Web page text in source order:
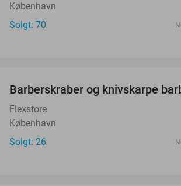
København
Solgt: 70
Barberskraber og knivskarpe
Flexstore
København
Solgt: 26